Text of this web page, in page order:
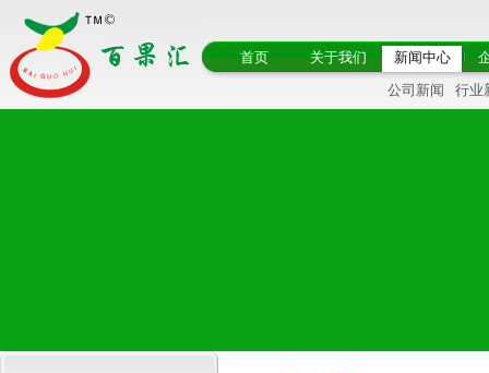
首页 关于我们
新闻中心
公司新闻
行业